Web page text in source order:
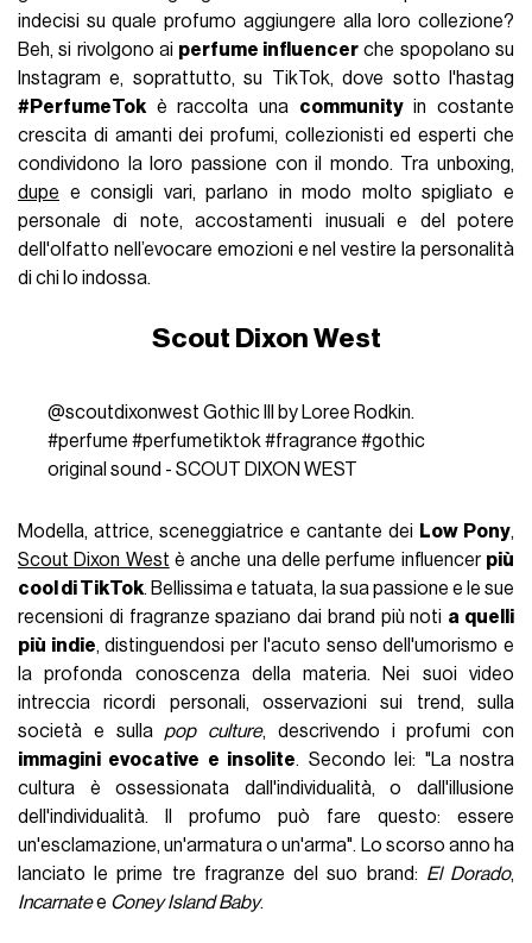
indecisi su quale profumo aggiungere alla loro collezione?
Beh, si rivolgono ai perfume influencer che spopolano su
Instagram e, soprattutto, su TikTok, dove sotto l'hastag
#PerfumeTok è raccolta una communityin costante
crescita di amanti dei profumi, collezionisti ed esperti che
condividono la loro passione con il mondo. Tra unboxing,
dupe e consigli vari, parlano in modo molto spigliato e
personale di note, accostamenti inusuali e del potere
dell'olfatto nell’evocare emozioni e nel vestire la personalità
di chi lo indossa.
Scout Dixon West
@scoutdixonwest Gothic III by Loree Rodkin.
#perfume #perfumetiktok #fragrance #gothic
original sound - SCOUT DIXON WEST
Modella, attrice, sceneggiatrice e cantante dei Low Pony,
Scout Dixon West è anche una delle perfume influencer più
cool di TikTok. Bellissima e tatuata, la sua passione e le sue
recensioni di fragranze spaziano dai brand più noti a quelli
più indie, distinguendosi per l'acuto senso dell'umorismo e
la profonda conoscenza della materia. Nei suoi video
intreccia ricordi personali, osservazioni sui trend, sulla
società e sulla pop culture, descrivendo i profumi con
immagini evocative e insolite. Secondo lei: "La nostra
cultura è ossessionata dall'individualità, o dall'illusione
dell'individualità. Il profumo può fare questo: essere
un'esclamazione, un'armatura o un'arma". Lo scorso anno ha
lanciato le prime tre fragranze del suo brand: El Dorado,
Incarnatee Coney Island Baby.